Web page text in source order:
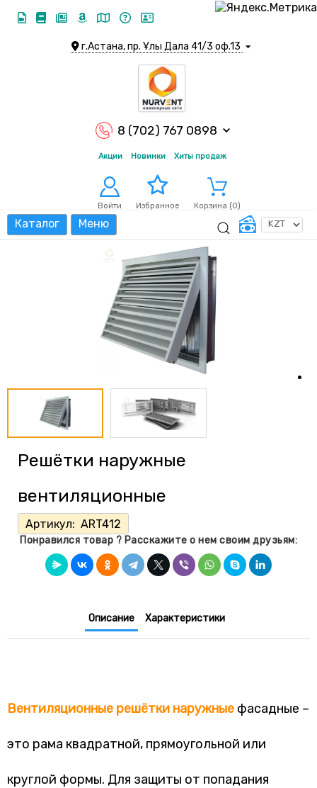
г.Астана, пр. Ұлы Дала 41/3 оф.13
8 (702) 767 0898
Акции Новинки Хиты продаж
Войти Избранное Корзина (0)
Каталог Меню
Решётки наружные
вентиляционные
Артикул: ART412
Понравился товар ? Расскажите о нем своим друзьям:
Описание Характеристики
Вентиляционные решётки наружные фасадные –
это рама квадратной, прямоугольной или
круглой формы. Для защиты от попадания